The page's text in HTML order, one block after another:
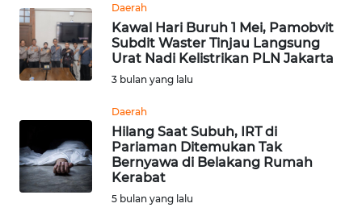
Daerah
Kawal Hari Buruh 1 Mei, Pamobvit
Subdit Waster Tinjau Langsung
Urat Nadi Kelistrikan PLN Jakarta
3 bulan yang lalu
Daerah
Hilang Saat Subuh, IRT di
Pariaman Ditemukan Tak
Bernyawa di Belakang Rumah
Kerabat
5 bulan yang lalu
WN
JAKARTA
WN
BANTEN